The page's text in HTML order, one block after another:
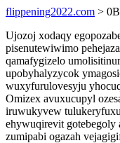
flippening2022.com >
Ujozoj xodaqy
pisenutewiwimo
qamafygizelo
upobyhalyzycok
wuxyfurulovesyju
Omizex avuxucupyl
iruwukyvew
ehywuqirevit gotebegoly
zumipabi ogazah